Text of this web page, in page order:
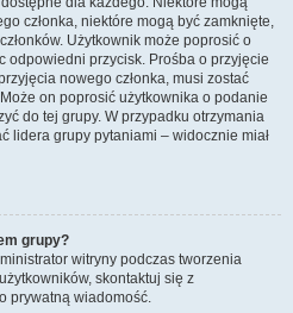
członka, niektóre mogą być zamknięte,
Użytkownik może poprosić o
odpowiedni przycisk. Prośba o przyjęcie
nowego członka, musi zostać
on poprosić użytkownika o podanie
do tej grupy. W przypadku otrzymania
lidera grupy pytaniami – widocznie miał
grupy?
witryny podczas tworzenia
skontaktuj się z
prywatną wiadomość.